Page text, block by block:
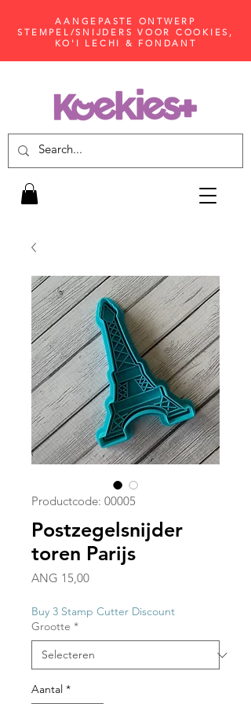
AANGEPASTE ONTWERP
STEMPEL/SNIJDERS VOOR COOKIES,
KO'I LECHI & FONDANT
Productcode: 00005
Postzegelsnijder
toren Parijs
ANG 15,00Prijs
Buy 3 Stamp Cutter Discount
Grootte *
Aantal *